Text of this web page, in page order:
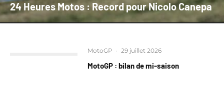
24 Heures Motos : Record pour Nicolo Canepa
MotoGP · 29 juillet 2026
MotoGP : bilan de mi-saison